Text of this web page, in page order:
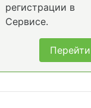
регистрации в
Сервисе.
Перейти